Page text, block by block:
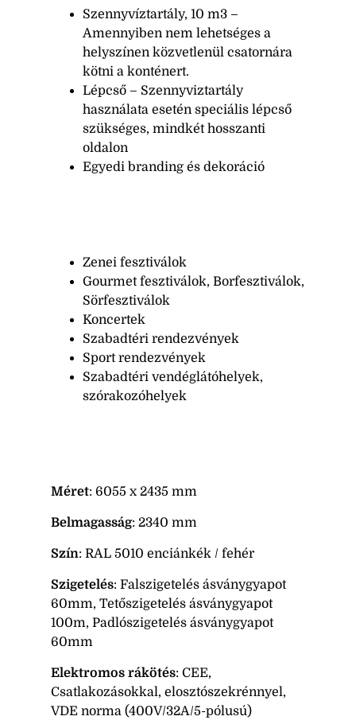
Szennyvíztartály, 10 m3 –
Amennyiben nem lehetséges a
helyszínen közvetlenül csatornára
kötni a konténert.
Lépcső – Szennyviztartály
használata esetén speciális lépcső
szükséges, mindkét hosszanti
oldalon
Egyedi branding és dekoráció
Zenei fesztiválok
Gourmet fesztiválok, Borfesztiválok,
Sörfesztiválok
Koncertek
Szabadtéri rendezvények
Sport rendezvények
Szabadtéri vendéglátóhelyek,
szórakozóhelyek
Méret: 6055 x 2435 mm
Belmagasság: 2340 mm
Szín: RAL 5010 enciánkék / fehér
Szigetelés: Falszigetelés ásványgyapot
60mm, Tetőszigetelés ásványgyapot
100m, Padlószigetelés ásványgyapot
60mm
Elektromos rákötés: CEE,
Csatlakozásokkal, elosztószekrénnyel,
VDE norma (400V/32A/5-pólusú)